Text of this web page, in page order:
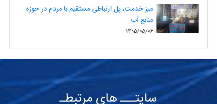
میز خدمت، پل ارتباطی مستقیم با مردم در حوزه
منابع آب
1405/05/06
سایتـــ های مرتبطـ